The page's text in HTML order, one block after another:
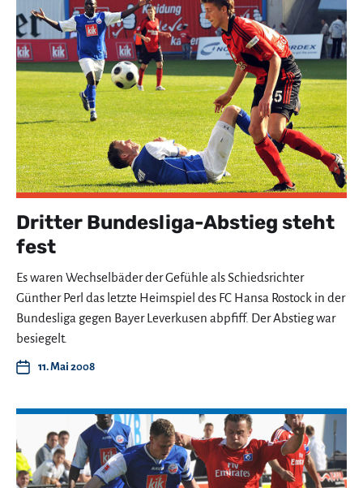
Dritter Bundesliga-Abstieg steht
fest
Es waren Wechselbäder der Gefühle als Schiedsrichter
Günther Perl das letzte Heimspiel des FC Hansa Rostock in der
Bundesliga gegen Bayer Leverkusen abpfiff. Der Abstieg war
besiegelt.
11. Mai 2008